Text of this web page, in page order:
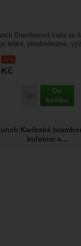
kari s kuřetem a
-5 %
Kč
Přidat
Do
košíku
Bramborová kaše se
lehké, plnohodnotné,
Karibské
kuřetem a…